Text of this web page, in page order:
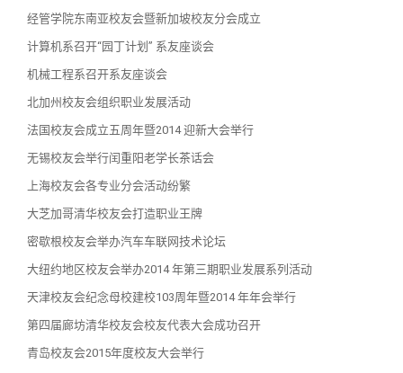
经管学院东南亚校友会暨新加坡校友分会成立
计算机系召开“园丁计划” 系友座谈会
机械工程系召开系友座谈会
北加州校友会组织职业发展活动
法国校友会成立五周年暨2014 迎新大会举行
无锡校友会举行闰重阳老学长茶话会
上海校友会各专业分会活动纷繁
大芝加哥清华校友会打造职业王牌
密歇根校友会举办汽车车联网技术论坛
大纽约地区校友会举办2014 年第三期职业发展系列活动
天津校友会纪念母校建校103周年暨2014 年年会举行
第四届廊坊清华校友会校友代表大会成功召开
青岛校友会2015年度校友大会举行